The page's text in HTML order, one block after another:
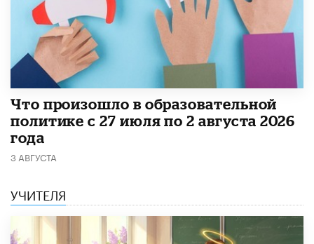
​Что произошло в образовательной
политике с 27 июля по 2 августа 2026
года
3 АВГУСТА
УЧИТЕЛЯ